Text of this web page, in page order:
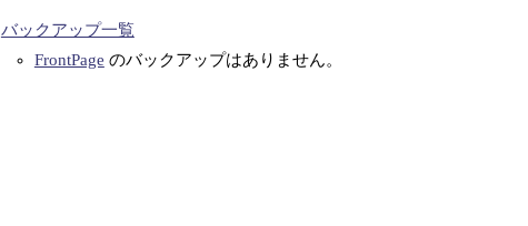
バックアップ一覧
FrontPage のバックアップはありません。